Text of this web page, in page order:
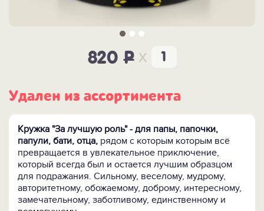
820P x
Удален из ассортимента
Кружка "За лучшую роль" - для папы, папочки,
папули, бати, отца, рядом с которым которым всё
превращается в увлекательное приключение,
который всегда был и остается лучшим образцом
для подражания. Сильному, веселому, мудрому,
авторитетному, обожаемому, доброму, интересному,
замечательному, заботливому, единственному и